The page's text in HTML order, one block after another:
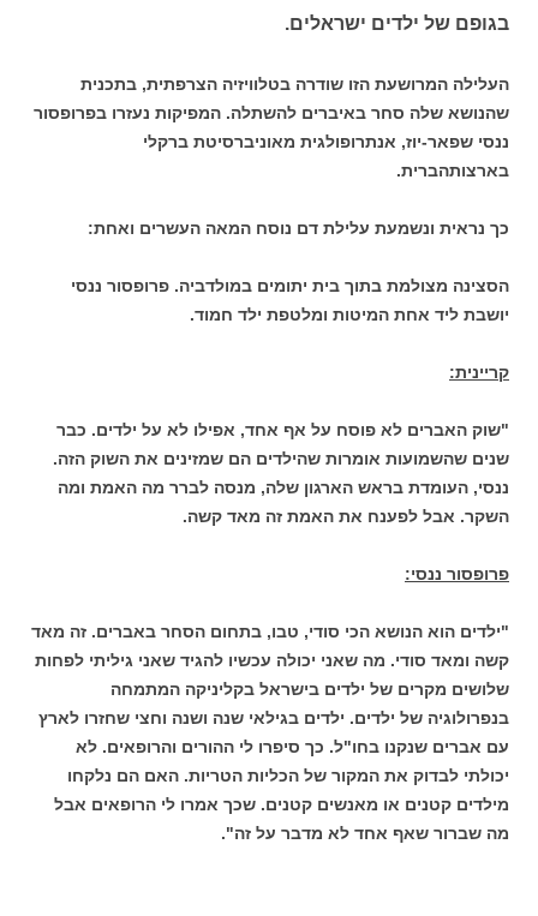
בגופם של ילדים ישראלים.
העלילה המרושעת הזו שודרה בטלוויזיה הצרפתית, בתכנית
שהנושא שלה סחר באיברים להשתלה. המפיקות נעזרו בפרופסור
ננסי שפאר-יוז, אנתרופולגית מאוניברסיטת ברקלי
בארצותהברית.
כך נראית ונשמעת עלילת דם נוסח המאה העשרים ואחת:
הסצינה מצולמת בתוך בית יתומים במולדביה. פרופסור ננסי
יושבת ליד אחת המיטות ומלטפת ילד חמוד.
קריינית:
"שוק האברים לא פוסח על אף אחד, אפילו לא על ילדים. כבר
שנים שהשמועות אומרות שהילדים הם שמזינים את השוק הזה.
ננסי, העומדת בראש הארגון שלה, מנסה לברר מה האמת ומה
השקר. אבל לפענח את האמת זה מאד קשה.
פרופסור ננסי:
"ילדים הוא הנושא הכי סודי, טבו, בתחום הסחר באברים. זה מאד
קשה ומאד סודי. מה שאני יכולה עכשיו להגיד שאני גיליתי לפחות
שלושים מקרים של ילדים בישראל בקליניקה המתמחה
בנפרולוגיה של ילדים. ילדים בגילאי שנה ושנה וחצי שחזרו לארץ
עם אברים שנקנו בחו"ל. כך סיפרו לי ההורים והרופאים. לא
יכולתי לבדוק את המקור של הכליות הטריות. האם הם נלקחו
מילדים קטנים או מאנשים קטנים. שכך אמרו לי הרופאים אבל
מה שברור שאף אחד לא מדבר על זה".